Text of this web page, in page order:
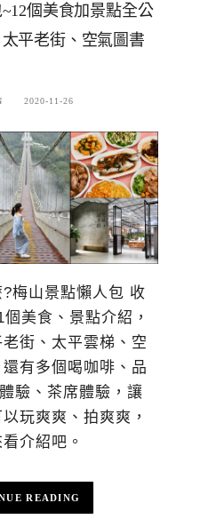
個美食加景點全公
平老街、空氣圖書
2020-11-26
梅山景點懶人包 收
美食、景點介紹，
街、太平雲梯、空
有多個喝咖啡、品
驗、茶席體驗，讓
玩爽爽、拍爽爽，
介紹吧。
READING